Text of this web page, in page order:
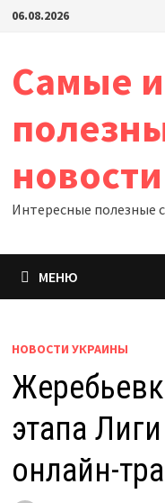
Перейти
06.08.2026
Самые
новости
Интересные полезные
МЕНЮ
НОВОСТИ УКРАИНЫ
этапа
онлайн-